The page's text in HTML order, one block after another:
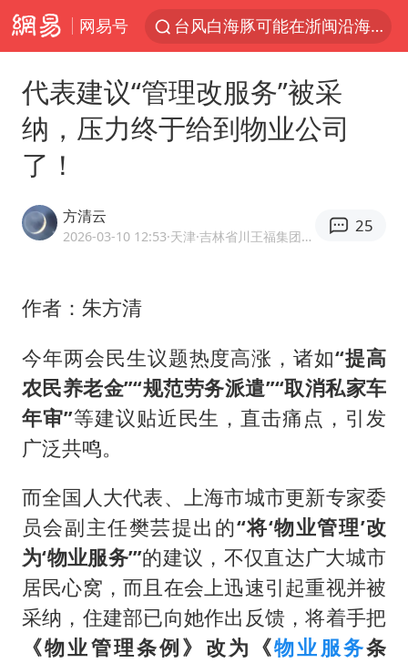
网易号
台风白海豚可能在浙闽沿海登陆
多地要求领导干部带头休假
中央气象台发布台风黄色预警
“梅姨”准确年龄仍未知
号召领导带头休假 是大家不想休吗
中国五箭齐发反制美国
中国经济展现强大韧性和活力
代表建议“管理改服务”被采
纳，压力终于给到物业公司
了！
方清云
2026-03-10 12:53·天津 ·吉林省川王福集团副总经理
25
作者：朱方清
今年两会民生议题热度高涨，诸如“提高
农民养老金”“规范劳务派遣”“取消私家车
年审”等建议贴近民生，直击痛点，引发
广泛共鸣。
而全国人大代表、上海市城市更新专家委
员会副主任樊芸提出的“将‘物业管理’改
为‘物业服务’”的建议，不仅直达广大城市
居民心窝，而且在会上迅速引起重视并被
采纳，住建部已向她作出反馈，将着手把
《物业管理条例》改为《物业服务条